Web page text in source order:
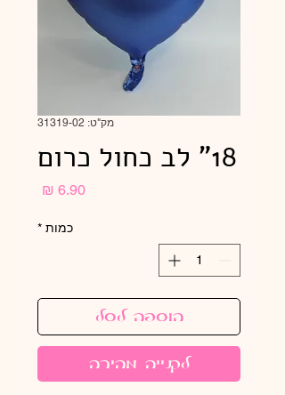
מק"ט: 31319-02
18" לב כחול כרום
כמות *
הוספה לסל
לקנייה מהירה